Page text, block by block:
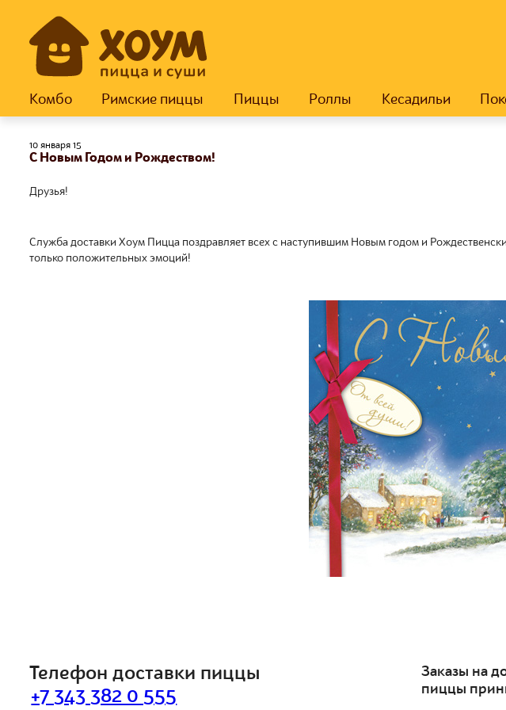
Комбо Римские пиццы Пиццы Роллы Кесадильи
10 января 15
С Новым Годом и Рождеством!
Друзья!
Служба доставки Хоум Пицца поздравляет всех с наступившим Новым годом и
только положительных эмоций!
Телефон доставки пиццы
+7 343 382 0 555
Заказы на
пиццы